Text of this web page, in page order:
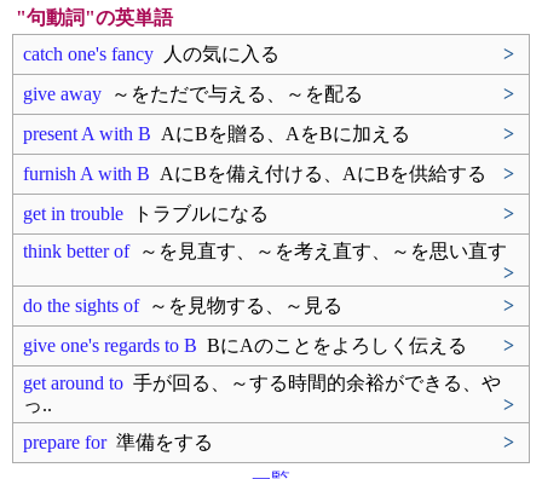
"句動詞"の英単語
catch one's fancy 人の気に入る
>
give away ～をただで与える、～を配る
>
present A with B AにBを贈る、AをBに加える
>
furnish A with B AにBを備え付ける、AにBを供給する
>
get in trouble トラブルになる
>
think better of～を見直す、～を考え直す、～を思い直す
>
do the sights of～を見物する、～見る
>
give one's regards to B BにAのことをよろしく伝える
>
get around to 手が回る、～する時間的余裕ができる、や
っ..
>
prepare for準備をする
>